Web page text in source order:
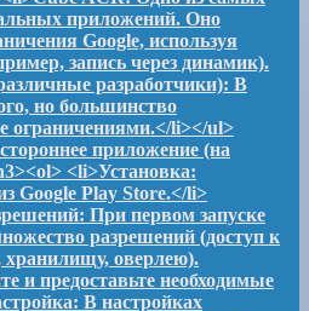
приложений. Оно
Google, используя
запись через динамик).
разработчики): В
но большинство
ограничениями.</li></ul>
приложение (на
<li>Установка:
Google Play Store.</li>
При первом запуске
разрешений (доступ к
оверлею).
и предоставьте необходимые
В настройках